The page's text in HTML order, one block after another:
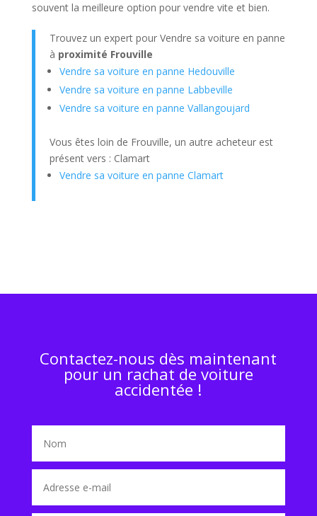
souvent la meilleure option pour vendre vite et bien.
Trouvez un expert pour Vendre sa voiture en panne
à proximité Frouville
Vendre sa voiture en panne Hedouville
Vendre sa voiture en panne Labbeville
Vendre sa voiture en panne Vallangoujard
Vous êtes loin de Frouville, un autre acheteur est
présent vers : Clamart
Vendre sa voiture en panne Clamart
Contactez-nous dès maintenant
pour un rachat de voiture
accidentée !